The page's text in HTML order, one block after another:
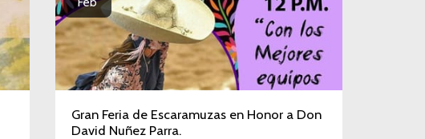
Gran Feria de Escaramuzas en Honor a Don
David Nuñez Parra.